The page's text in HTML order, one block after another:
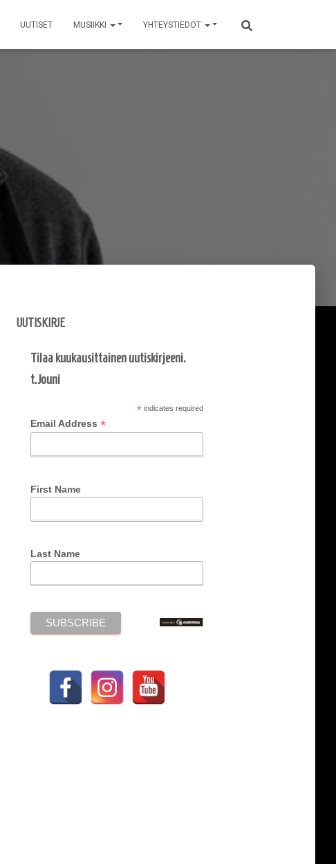
UUTISET MUSIIKKI YHTEYSTIEDOT
UUTISKIRJE
Tilaa kuukausittainen uutiskirjeeni.
t.Jouni
*indicates required
Email Address *
First Name
Last Name